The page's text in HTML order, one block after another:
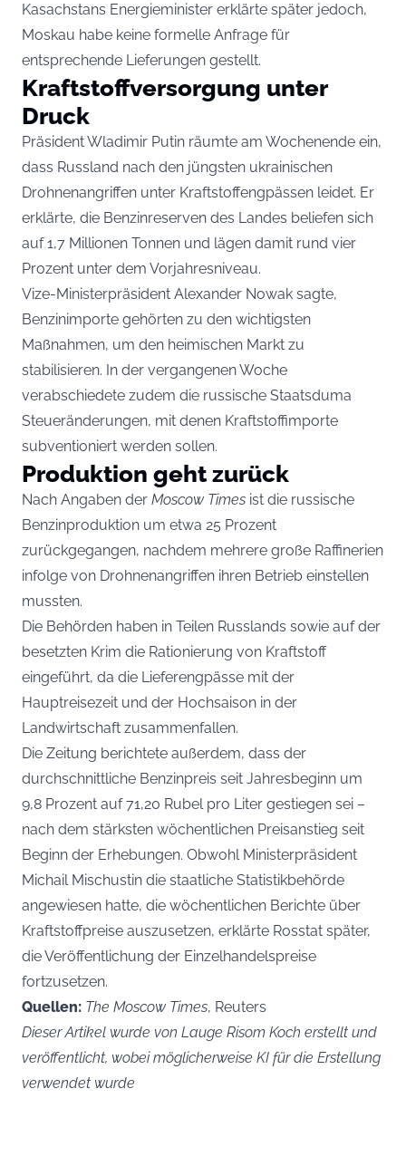
Kasachstans Energieminister erklärte später jedoch,
Moskau habe keine formelle Anfrage für
entsprechende Lieferungen gestellt.
Kraftstoffversorgung unter
Druck
Präsident Wladimir Putin räumte am Wochenende ein,
dass Russland nach den jüngsten ukrainischen
Drohnenangriffen unter Kraftstoffengpässen leidet. Er
erklärte, die Benzinreserven des Landes beliefen sich
auf 1,7 Millionen Tonnen und lägen damit rund vier
Prozent unter dem Vorjahresniveau.
Vize-Ministerpräsident Alexander Nowak sagte,
Benzinimporte gehörten zu den wichtigsten
Maßnahmen, um den heimischen Markt zu
stabilisieren. In der vergangenen Woche
verabschiedete zudem die russische Staatsduma
Steueränderungen, mit denen Kraftstoffimporte
subventioniert werden sollen.
Produktion geht zurück
Nach Angaben der Moscow Times ist die russische
Benzinproduktion um etwa 25 Prozent
zurückgegangen, nachdem mehrere große Raffinerien
infolge von Drohnenangriffen ihren Betrieb einstellen
mussten.
Die Behörden haben in Teilen Russlands sowie auf der
besetzten Krim die Rationierung von Kraftstoff
eingeführt, da die Lieferengpässe mit der
Hauptreisezeit und der Hochsaison in der
Landwirtschaft zusammenfallen.
Die Zeitung berichtete außerdem, dass der
durchschnittliche Benzinpreis seit Jahresbeginn um
9,8 Prozent auf 71,20 Rubel pro Liter gestiegen sei –
nach dem stärksten wöchentlichen Preisanstieg seit
Beginn der Erhebungen. Obwohl Ministerpräsident
Michail Mischustin die staatliche Statistikbehörde
angewiesen hatte, die wöchentlichen Berichte über
Kraftstoffpreise auszusetzen, erklärte Rosstat später,
die Veröffentlichung der Einzelhandelspreise
fortzusetzen.
Quellen: The Moscow Times, Reuters
Dieser Artikel wurde von Lauge Risom Koch erstellt und
veröffentlicht, wobei möglicherweise KI für die Erstellung
verwendet wurde